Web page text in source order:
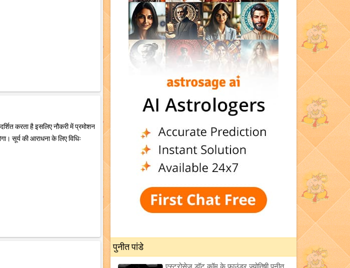
करता है इसलिए नौकरी में प्रमोशन
सूर्य की आराधना के लिए विधिः
पुनीत पांडे